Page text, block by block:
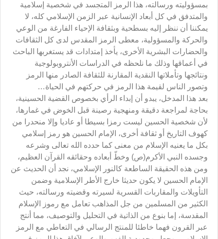
بمسؤوليته ورسالته، هذا الرمز المتجسد في شخصية إسلامية
والمتدفق في كل أبعاد الإنسانية عبر الزمن الإسلامي كله، لا
يمكننا أن ننظر إليه بسطحية وبثقافة الإحياء الفارغة من الوعي
والحركة والمسؤولية، معطى الرمز المقدس لدى كل الثقافات
والحضارات البشرية الأخرى، يأخذ إمتدادات قد يستغربها الباحث
في أعماقها وذلك ما نلحظه في الدراسات الأنتروبولوجية
ونتائجها وتأملاتها النقدية المقارنة للثقافة الصادر منها الرمز
وتصور الناس لقيمة هذا الرمز في حركتهم في الحياة…
بعد هذا المدخل، يبدو أن إبداء الرأي بخصوص القضية الحسينية،
بحاجة لمراجعة دقيقة ومنهجية رصينة قبل الخوض في غمارها،
لأن شخصية الحسين ليست رمزا بسيطا أو عاديا وإلا منحدرا من
كهوف التاريخ أو ثقافة أخرى، الإمام الحسين هو رمز إسلامي
بكل ما يعنيه الإسلام من معنى كما حدده الله تعالى وشرعه
وجسده النبي الأكرم(ص) وخطّ أبعاده وحقائقه القرآن العظيم،
ومن هذه الحقيقة الساطعة كالنور الإسلامي، نجد أن الحديث عن
الإمام الحسين لا يكون حديثا خارج الأطر الإسلامية وضمن
التأويلات والمقاربات القسرية لسيرته وقضيته ورسالته، حيث
الكثير من المسلمين من جل المذاهب تعامل مع رموز الإسلام
المقدسة، إما بنوع من الذاتية في التحليل والتوصيف، مما أنتج
عبر القرون فهما خاطئا للمنتج الرسالي في التعاطي مع الرمز